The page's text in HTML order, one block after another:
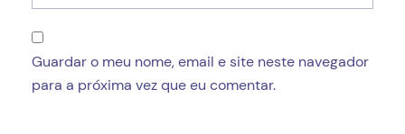
Guardar o meu nome, email e site neste navegador
para a próxima vez que eu comentar.